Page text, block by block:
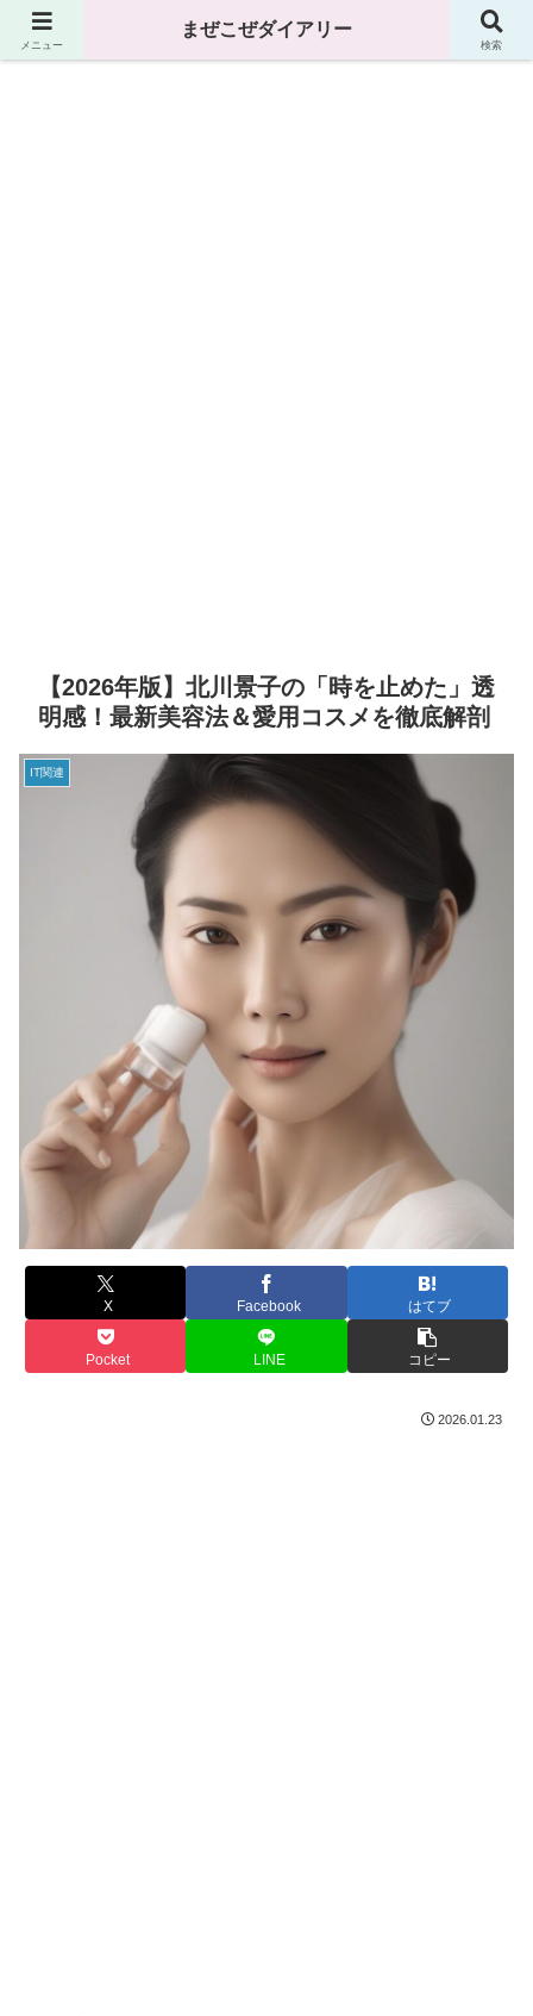
まぜこぜダイアリー
【2026年版】北川景子の「時を止めた」透
明感！最新美容法＆愛用コスメを徹底解剖
IT関連
X Facebook はてブ
Pocket LINE コピー
2026.01.23
メニュー
まぜこぜダイアリー
検索